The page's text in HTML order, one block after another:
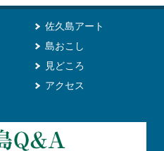
佐久島アート
島おこし
見どころ
アクセス